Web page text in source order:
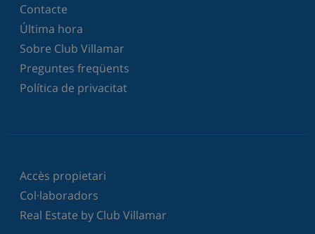
Contacte
Última hora
Sobre Club Villamar
Preguntes freqüents
Política de privacitat
Accès propietari
Col·laboradors
Real Estate by Club Villamar